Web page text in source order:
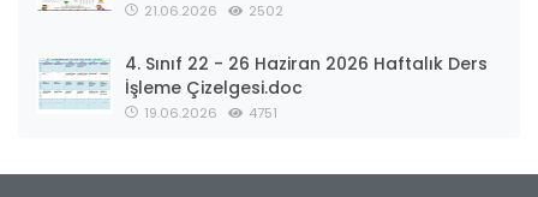
21.06.2026 2502
4. Sınıf 22 - 26 Haziran 2026 Haftalık Ders
İşleme Çizelgesi.doc
19.06.2026 4751